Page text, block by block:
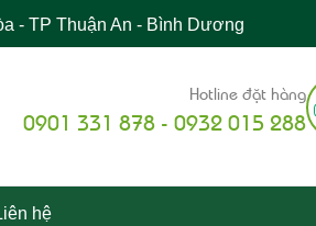
- TP Thuận An - Bình Dương
Hotline đặt hàng
0901 331 878 - 0932 015 288
hệ